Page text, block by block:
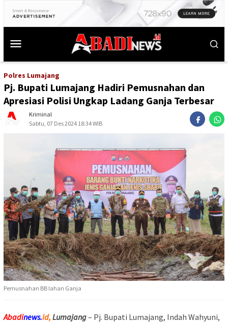
Polres Lumajang
Pj. Bupati Lumajang Hadiri Pemusnahan dan
Apresiasi Polisi Ungkap Ladang Ganja Terbesar
Kriminal
Sabtu, 07 Des 2024 18:34 WIB
Pemusnahan BB lahan Ganja
Abadinews.id, Lumajang– Pj. Bupati Lumajang, Indah Wahyuni,